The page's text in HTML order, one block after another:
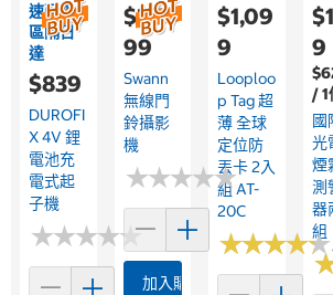
速配限
區隔日
達
$839
DUROFI
X 4V 鋰
電池充
電式起
子機
★★★★★
★★★★★
$2,9
99
Swann
無線門
鈴攝影
機
★★★★★
★★★★★
加入購物車
$1,09
9
Looploo
P Tag 超
薄 全球
定位防
丟卡 2入
組 AT-
20C
★★★★★
★★★★★
9
/ 1
國
光
煙
測
器
組